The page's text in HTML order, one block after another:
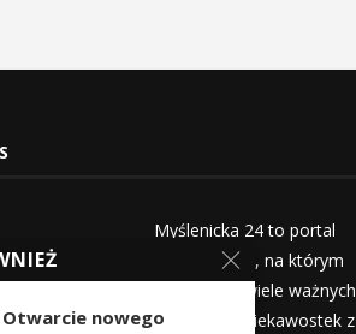
Myślenicka 24 to portal
informacyjny, na którym
znajdziecie wiele ważnych
informacji i ciekawostek z
Otwarcie nowego